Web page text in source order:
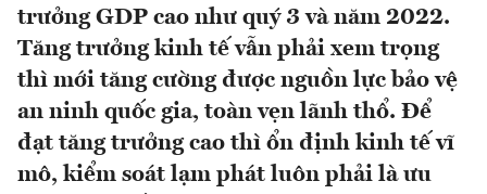
trưởng GDP cao như quý 3 và năm 2022.
Tăng trưởng kinh tế vẫn phải xem trọng
thì mới tăng cường được nguồn lực bảo vệ
an ninh quốc gia, toàn vẹn lãnh thổ. Để
đạt tăng trưởng cao thì ổn định kinh tế vĩ
mô, kiểm soát lạm phát luôn phải là ưu